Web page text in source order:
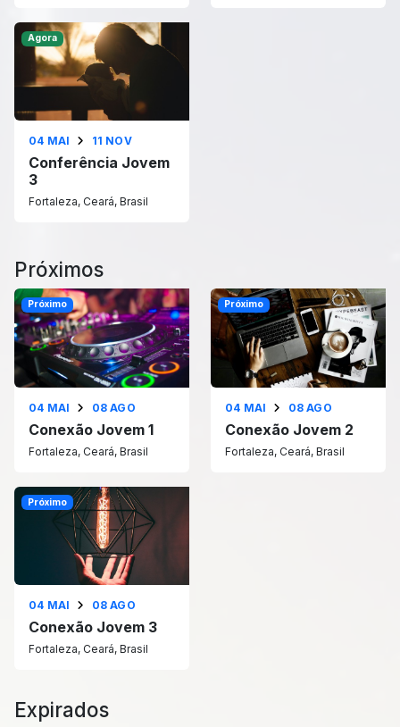
04 MAI 11 NOV
Conferência Jovem
3
Fortaleza, Ceará, Brasil
Agora
Próximos
04 MAI 08 AGO
Conexão Jovem 1
Fortaleza, Ceará, Brasil
Próximo
04 MAI 08 AGO
Conexão Jovem 2
Fortaleza, Ceará, Brasil
Próximo
04 MAI 08 AGO
Conexão Jovem 3
Fortaleza, Ceará, Brasil
Próximo
Expirados